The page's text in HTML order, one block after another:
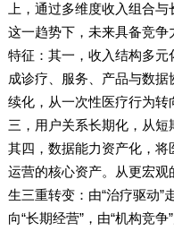
上，通过多维度收入组合
这一趋势下，未来具备竞
特征：其一，收入结构多
成诊疗、服务、产品与数
续化，从一次性医疗行为
三，用户关系长期化，从短
其四，数据能力资产化，
运营的核心资产。从更宏
生三重转变：由“治疗驱动”
向“长期经营”，由“机构竞